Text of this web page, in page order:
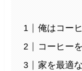
俺はコー
コーヒー
家を最適